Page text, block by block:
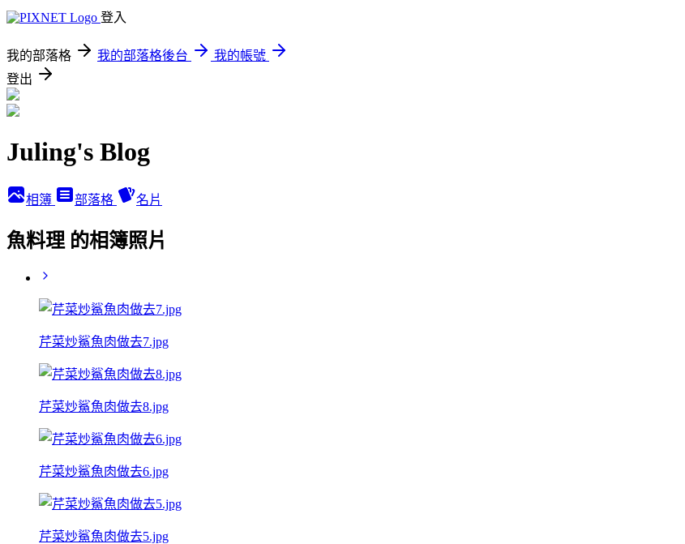
登入
我的部落格 我的部落格後台
我的帳號
登出
Juling's Blog
相簿 部落格 名片
魚料理 的相簿照片
芹菜炒鯊魚肉做去7.jpg
芹菜炒鯊魚肉做去8.jpg
芹菜炒鯊魚肉做去6.jpg
芹菜炒鯊魚肉做去5.jpg